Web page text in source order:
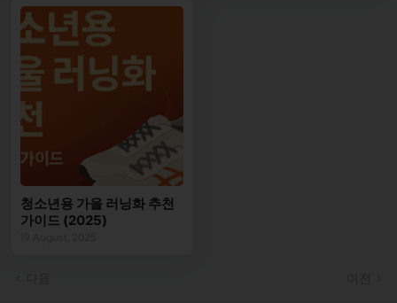
청소년용 가을 러닝화 추천
가이드 (2025)